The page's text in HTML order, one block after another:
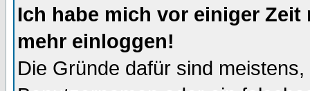
Ich habe mich vor einiger
mehr einloggen!
Die Gründe dafür sind